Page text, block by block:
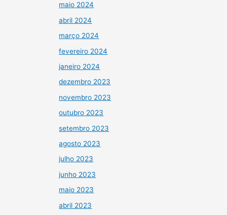
maio 2024
abril 2024
março 2024
fevereiro 2024
janeiro 2024
dezembro 2023
novembro 2023
outubro 2023
setembro 2023
agosto 2023
julho 2023
junho 2023
maio 2023
abril 2023